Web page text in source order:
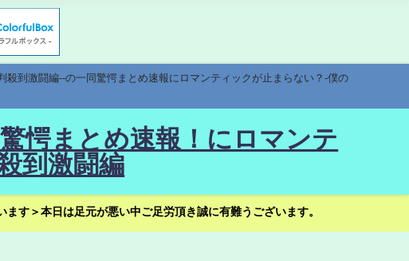
到激闘編--の一同驚愕まとめ速報にロマンティックが止まらない？-僕の
愕まとめ速報！にロマンテ
到激闘編
す＞本日は足元が悪い中ご足労頂き誠に有難うございます。